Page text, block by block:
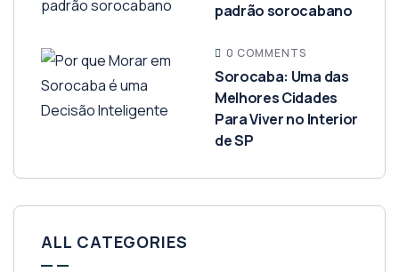
padrão sorocabano
0 COMMENTS
Sorocaba: Uma das
Melhores Cidades
Para Viver no Interior
de SP
ALL CATEGORIES